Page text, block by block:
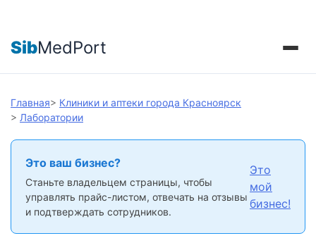
SibMedPort
Главная> Клиники и аптеки города Красноярск
> Лаборатории
Это ваш бизнес?
Станьте владельцем страницы, чтобы
управлять прайс-листом, отвечать на отзывы
и подтверждать сотрудников.
Это
мой
бизнес!